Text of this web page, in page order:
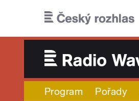
Program Pořady